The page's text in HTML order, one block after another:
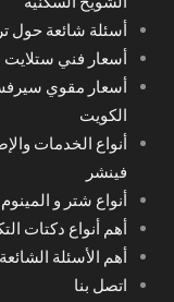
أسئلة شائعة حول
أسعار فني
أسعار مقوي
الكويت
أنواع الخدمات
فينشر
أنواع شتر و
أهم أنواع دكتات
أهم الأسئلة
اتصل بنا